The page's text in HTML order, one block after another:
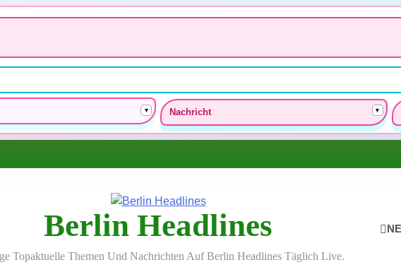
▾ Nachricht ▾
Berlin Headlines
Topaktuelle Themen Und Nachrichten Auf Berlin Headlines Täglich Live.